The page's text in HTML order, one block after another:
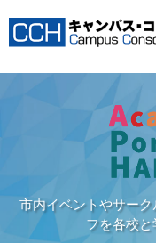
市内イベントやサー
フを各校と